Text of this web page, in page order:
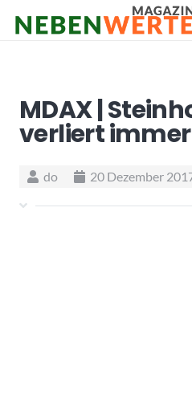
MDAX |
verliert
do 20 Dezember